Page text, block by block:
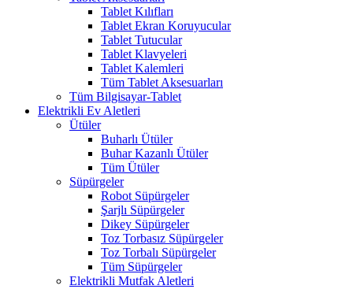
Tablet Kılıfları
Tablet Ekran Koruyucular
Tablet Tutucular
Tablet Klavyeleri
Tablet Kalemleri
Tüm Tablet Aksesuarları
Tüm Bilgisayar-Tablet
Elektrikli Ev Aletleri
Ütüler
Buharlı Ütüler
Buhar Kazanlı Ütüler
Tüm Ütüler
Süpürgeler
Robot Süpürgeler
Şarjlı Süpürgeler
Dikey Süpürgeler
Toz Torbasız Süpürgeler
Toz Torbalı Süpürgeler
Tüm Süpürgeler
Elektrikli Mutfak Aletleri